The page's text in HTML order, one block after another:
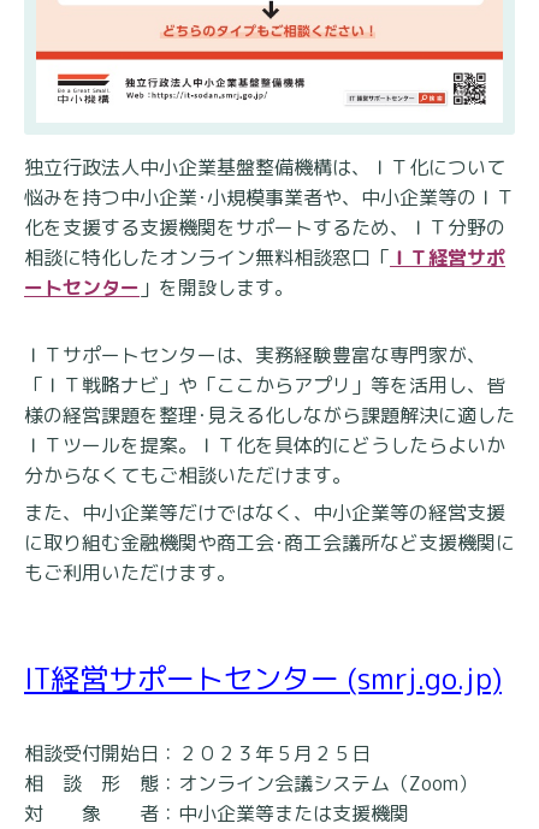
独立行政法人中小企業基盤整備機構は、ＩＴ化について
悩みを持つ中小企業･小規模事業者や、中小企業等のＩＴ
化を支援する支援機関をサポートするため、ＩＴ分野の
相談に特化したオンライン無料相談窓口「 ＩＴ経営サポ
ートセンター 」を開設します。
ＩＴサポートセンターは、実務経験豊富な専門家が、
「ＩＴ戦略ナビ」や「ここからアプリ」等を活用し、皆
様の経営課題を整理･見える化しながら課題解決に適した
ＩＴツールを提案。ＩＴ化を具体的にどうしたらよいか
分からなくてもご相談いただけます。
また、中小企業等だけではなく、中小企業等の経営支援
に取り組む金融機関や商工会･商工会議所など支援機関に
もご利用いただけます。
IT経営サポートセンター (smrj.go.jp)
相談受付開始日：２０２３年５月２５日
相 談 形 態：オンライン会議システム（Zoom）
対 象 者：中小企業等または支援機関